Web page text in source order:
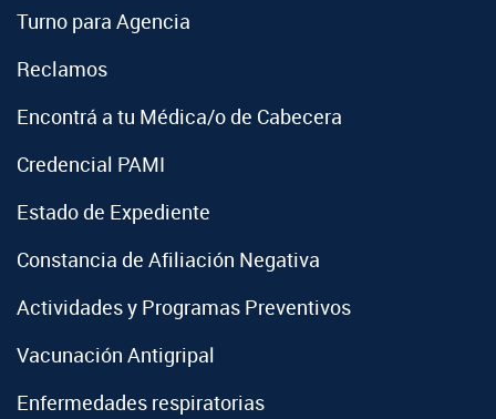
Turno para Agencia
Reclamos
Encontrá a tu Médica/o de Cabecera
Credencial PAMI
Estado de Expediente
Constancia de Afiliación Negativa
Actividades y Programas Preventivos
Vacunación Antigripal
Enfermedades respiratorias